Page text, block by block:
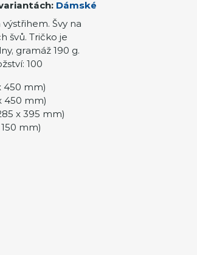
Dámské
Švy na
švů. Tričko je
gramáž 190 g.
100
450 mm)
450 mm)
x 395 mm)
mm)